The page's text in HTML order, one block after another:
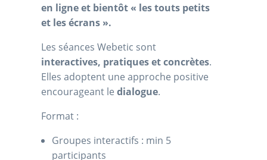
en ligne et bientôt « les touts petits
et les écrans ».
Les séances Webetic sont
interactives, pratiques et concrètes.
Elles adoptent une approche positive
encourageant le dialogue.
Format :
Groupes interactifs : min 5
participants